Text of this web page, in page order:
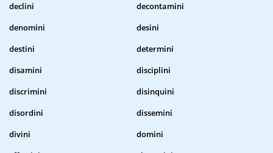
declini
decontamini
denomini
desini
destini
determini
disamini
disciplini
discrimini
disinquini
disordini
dissemini
divini
domini